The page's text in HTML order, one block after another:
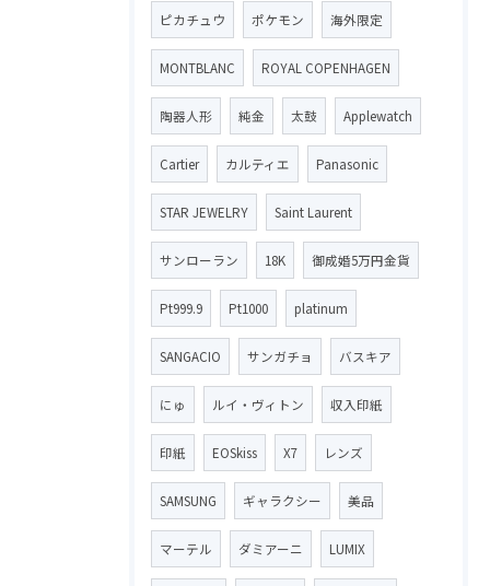
ピカチュウ ポケモン 海外限定
MONTBLANC ROYAL COPENHAGEN
陶器人形 純金 太鼓 Applewatch
Cartier カルティエ Panasonic
STAR JEWELRY Saint Laurent
サンローラン 18K 御成婚5万円金貨
Pt999.9 Pt1000 platinum
SANGACIO サンガチョ バスキア
にゅ ルイ・ヴィトン 収入印紙
印紙 EOSkiss X7 レンズ
SAMSUNG ギャラクシー 美品
マーテル ダミアーニ LUMIX